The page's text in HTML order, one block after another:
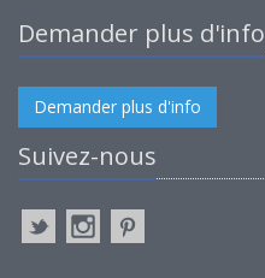
Demander plus d'info
Demander plus d'info
Suivez-nous